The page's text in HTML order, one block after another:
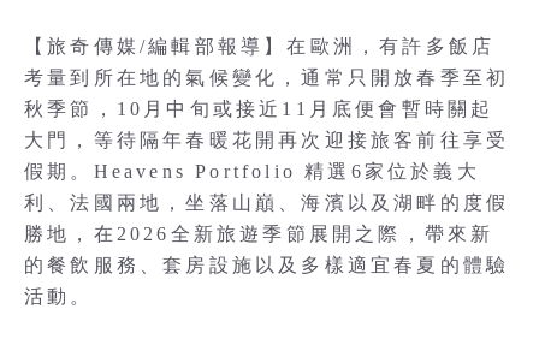
【旅奇傳媒/編輯部報導】在歐洲，有許多飯店
考量到所在地的氣候變化，通常只開放春季至初
秋季節，10月中旬或接近11月底便會暫時關起
大門，等待隔年春暖花開再次迎接旅客前往享受
假期。Heavens Portfolio 精選6家位於義大
利、法國兩地，坐落山巔、海濱以及湖畔的度假
勝地，在2026全新旅遊季節展開之際，帶來新
的餐飲服務、套房設施以及多樣適宜春夏的體驗
活動。